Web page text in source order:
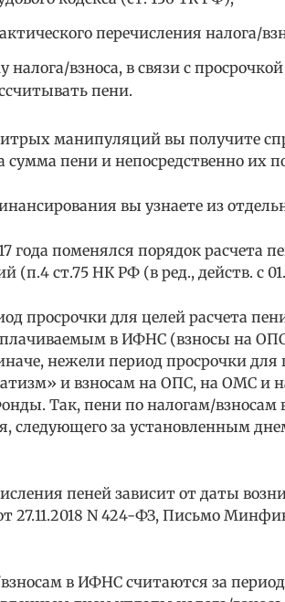
перечисления налога/
налога/взноса, в связи с
пени.
манипуляций вы получите
сумма пени и непосредственно их
вы узнаете из
года поменялся порядок расчета
ст.75 НК РФ (в ред., действ. с
просрочки для целей расчета
в ИФНС (взносы на
нежели период просрочки для
и взносам на ОПС, на ОМС и
Так, пени по налогам/
следующего за установленным
пеней зависит от даты
27.11.2018 N 424-ФЗ, Письмо
в ИФНС считаются за